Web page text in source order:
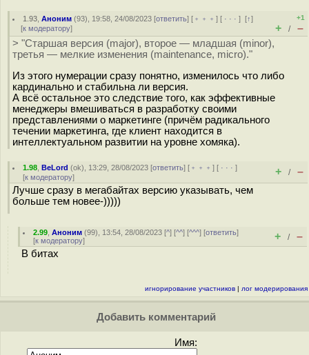
1.93 ,Аноним (93), 19:58, 24/08/2023 [ответить] [ ﹢﹢﹢] [ · · ·][↑]
[к модератору]
+1
+ / –
> "Старшая версия (major), второе — младшая (minor),
третья — мелкие изменения (maintenance, micro)."
Из этого нумерации сразу понятно, изменилось что либо
кардинально и стабильна ли версия.
А всё остальное это следствие того, как эффективные
менеджеры вмешиваться в разработку своими
представлениями о маркетинге (причём радикального
течении маркетинга, где клиент находится в
интеллектуальном развитии на уровне хомяка).
1.98 ,BeLord (ok), 13:29, 28/08/2023 [ответить] [ ﹢﹢﹢] [ · · ·]
[к модератору] + / –
Лучше сразу в мегабайтах версию указывать, чем
больше тем новее-)))))
2.99 ,Аноним (99), 13:54, 28/08/2023 [^] [^^] [^^^] [ответить]
[к модератору] + / –
В битах
игнорирование участников | лог модерирования
Добавить комментарий
Имя: